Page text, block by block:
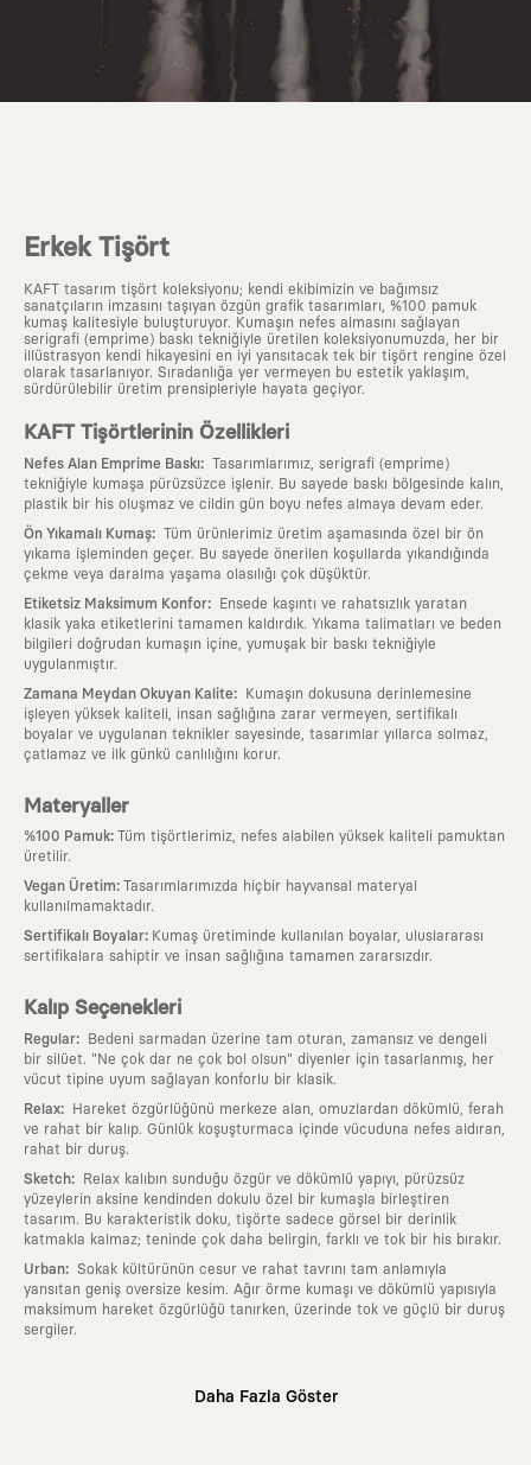
Erkek Tişört
KAFT tasarım tişört koleksiyonu; kendi ekibimizin ve bağımsız
sanatçıların imzasını taşıyan özgün grafik tasarımları, %100 pamuk
kumaş kalitesiyle buluşturuyor. Kumaşın nefes almasını sağlayan
serigrafi (emprime) baskı tekniğiyle üretilen koleksiyonumuzda, her bir
illüstrasyon kendi hikayesini en iyi yansıtacak tek bir tişört rengine özel
olarak tasarlanıyor. Sıradanlığa yer vermeyen bu estetik yaklaşım,
sürdürülebilir üretim prensipleriyle hayata geçiyor.
KAFT Tişörtlerinin Özellikleri
Nefes Alan Emprime Baskı: Tasarımlarımız, serigrafi (emprime)
tekniğiyle kumaşa pürüzsüzce işlenir. Bu sayede baskı bölgesinde kalın,
plastik bir his oluşmaz ve cildin gün boyu nefes almaya devam eder.
Ön Yıkamalı Kumaş: Tüm ürünlerimiz üretim aşamasında özel bir ön
yıkama işleminden geçer. Bu sayede önerilen koşullarda yıkandığında
çekme veya daralma yaşama olasılığı çok düşüktür.
Etiketsiz Maksimum Konfor:
Ensede kaşıntı ve rahatsızlık yaratan
klasik yaka etiketlerini tamamen kaldırdık. Yıkama talimatları ve beden
bilgileri doğrudan kumaşın içine, yumuşak bir baskı tekniğiyle
uygulanmıştır.
Zamana Meydan Okuyan Kalite:
Kumaşın dokusuna derinlemesine
işleyen yüksek kaliteli, insan sağlığına zarar vermeyen, sertifikalı
boyalar ve uygulanan teknikler sayesinde, tasarımlar yıllarca solmaz,
çatlamaz ve ilk günkü canlılığını korur.
Materyaller
%100 Pamuk: Tüm tişörtlerimiz, nefes alabilen yüksek kaliteli pamuktan
üretilir.
Vegan Üretim: Tasarımlarımızda hiçbir hayvansal materyal
kullanılmamaktadır.
Sertifikalı Boyalar: Kumaş üretiminde kullanılan boyalar, uluslararası
sertifikalara sahiptir ve insan sağlığına tamamen zararsızdır.
Kalıp Seçenekleri
Regular:
Bedeni sarmadan üzerine tam oturan, zamansız ve dengeli
bir silüet. "Ne çok dar ne çok bol olsun" diyenler için tasarlanmış, her
vücut tipine uyum sağlayan konforlu bir klasik.
Relax:
Hareket özgürlüğünü merkeze alan, omuzlardan dökümlü, ferah
ve rahat bir kalıp. Günlük koşuşturmaca içinde vücuduna nefes aldıran,
rahat bir duruş.
Sketch:
Relax kalıbın sunduğu özgür ve dökümlü yapıyı, pürüzsüz
yüzeylerin aksine kendinden dokulu özel bir kumaşla birleştiren
tasarım. Bu karakteristik doku, tişörte sadece görsel bir derinlik
katmakla kalmaz; teninde çok daha belirgin, farklı ve tok bir his bırakır.
Urban: Sokak kültürünün cesur ve rahat tavrını tam anlamıyla
yansıtan geniş oversize kesim. Ağır örme kumaşı ve dökümlü yapısıyla
maksimum hareket özgürlüğü tanırken, üzerinde tok ve güçlü bir duruş
sergiler.
Daha Fazla Göster